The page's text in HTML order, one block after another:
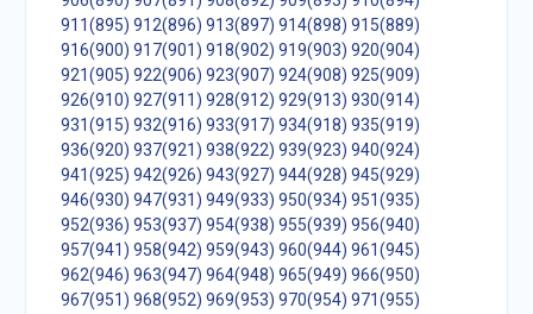
911(895) 912(896) 913(897) 914(898) 915(889)
916(900) 917(901) 918(902) 919(903) 920(904)
921(905) 922(906) 923(907) 924(908) 925(909)
926(910) 927(911) 928(912) 929(913) 930(914)
931(915) 932(916) 933(917) 934(918) 935(919)
936(920) 937(921) 938(922) 939(923) 940(924)
941(925) 942(926) 943(927) 944(928) 945(929)
946(930) 947(931) 949(933) 950(934) 951(935)
952(936) 953(937) 954(938) 955(939) 956(940)
957(941) 958(942) 959(943) 960(944) 961(945)
962(946) 963(947) 964(948) 965(949) 966(950)
967(951) 968(952) 969(953) 970(954) 971(955)